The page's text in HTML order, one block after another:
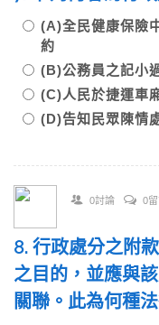
(A)全民健康保險
約
(B)公務員之記小
(C)人民於捷運車
(D)告知民眾陳情
0討論 0
8. 行政處分之附
之目的，並應與
關聯。此為何種